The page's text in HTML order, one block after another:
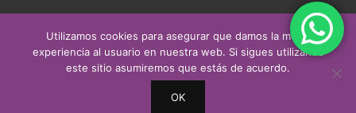
Derechos reservados a CEATSO | Desarrollado por
cuevitacreativa.com & asintech.cl
Sitemap
Utilizamos cookies para asegurar que damos la mejor
experiencia al usuario en nuestra web. Si sigues utilizando
este sitio asumiremos que estás de acuerdo.
OK